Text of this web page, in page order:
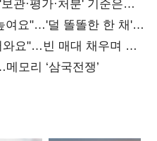
관·평가·처분' 기준은
여요"…'덜 똘똘한 한 채'
와요"…빈 매대 채우며 문
모리 ‘삼국전쟁’